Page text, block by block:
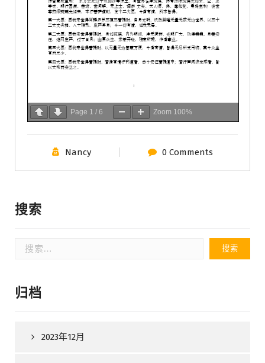
Page 1 / 6 Zoom 100%
Nancy 0 Comments
搜索
归档
2023年12月